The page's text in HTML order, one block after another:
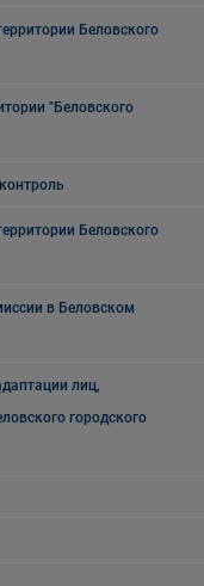
Беловского
"Беловского
Беловского
в Беловском
лиц,
городского